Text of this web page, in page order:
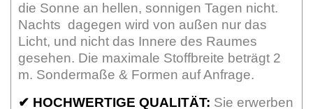
die Sonne an hellen, sonnigen Tagen nicht.
Nachts dagegen wird von außen nur das
Licht, und nicht das Innere des Raumes
gesehen. Die maximale Stoffbreite beträgt 2
m. Sondermaße & Formen auf Anfrage.
✔ HOCHWERTIGE QUALITÄT: Sie erwerben